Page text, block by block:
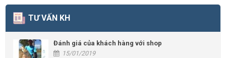
TƯ VẤN KH
Đánh giá của khách hàng với shop
15/01/2019